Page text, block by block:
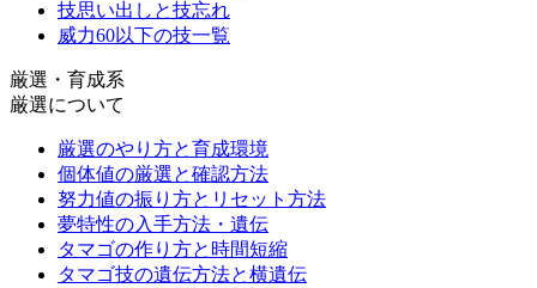
技思い出しと技忘れ
威力60以下の技一覧
厳選・育成系
厳選について
厳選のやり方と育成環境
個体値の厳選と確認方法
努力値の振り方とリセット方法
夢特性の入手方法・遺伝
タマゴの作り方と時間短縮
タマゴ技の遺伝方法と横遺伝